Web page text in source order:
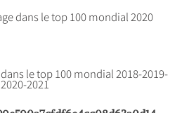
dans le top 100 mondial 2020
le top 100 mondial 2018-2019-
2020-2021